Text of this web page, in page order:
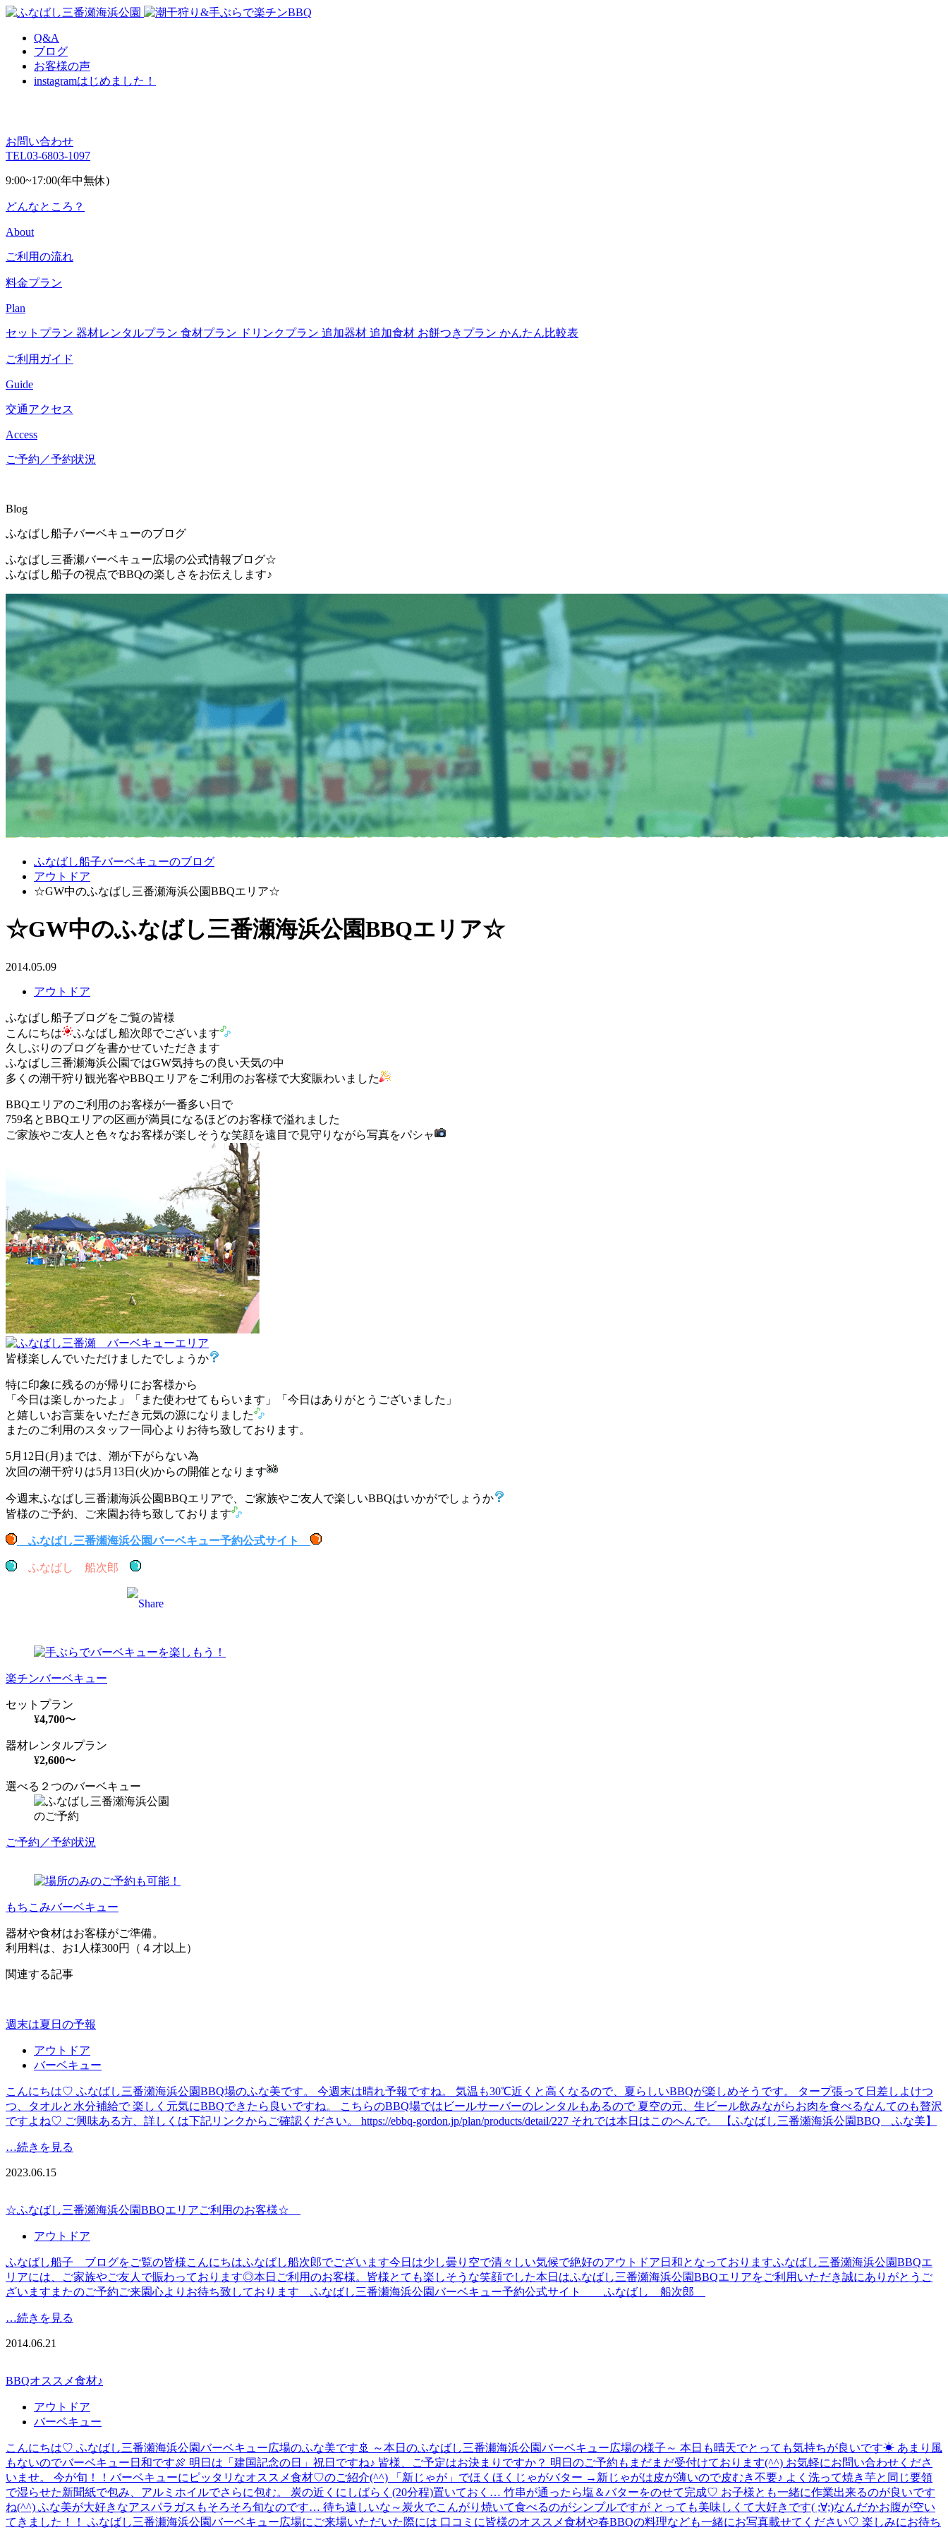
Q&A
ブログ
お客様の声
instagramはじめました！
お問い合わせ
TEL03-6803-1097
9:00~17:00(年中無休)
どんなところ？
About
ご利用の流れ
料金プラン
Plan
セットプラン 器材レンタルプラン 食材プラン ドリンクプラン 追加器材 追加食材 お餅つきプラン かんたん比較表
ご利用ガイド
Guide
交通アクセス
Access
ご予約／予約状況
Blog
ふなばし船子バーベキューのブログ
ふなばし三番瀬バーベキュー広場の公式情報ブログ☆
ふなばし船子の視点でBBQの楽しさをお伝えします♪
ふなばし船子バーベキューのブログ
アウトドア
☆GW中のふなばし三番瀬海浜公園BBQエリア☆
☆GW中のふなばし三番瀬海浜公園BBQエリア☆
2014.05.09
アウトドア
ふなばし船子ブログをご覧の皆様
こんにちは
ふなばし船次郎でございます
久しぶりのブログを書かせていただきます
ふなばし三番瀬海浜公園ではGW気持ちの良い天気の中
多くの潮干狩り観光客やBBQエリアをご利用のお客様で大変賑わいました
BBQエリアのご利用のお客様が一番多い日で
759名とBBQエリアの区画が満員になるほどのお客様で溢れました
ご家族やご友人と色々なお客様が楽しそうな笑顔を遠目で見守りながら写真をパシャ
皆様楽しんでいただけましたでしょうか
特に印象に残るのが帰りにお客様から
「今日は楽しかったよ」「また使わせてもらいます」「今日はありがとうございました」
と嬉しいお言葉をいただき元気の源になりました
またのご利用のスタッフ一同心よりお待ち致しております。
5月12日(月)までは、潮が下がらない為
次回の潮干狩りは5月13日(火)からの開催となります
今週末ふなばし三番瀬海浜公園BBQエリアで、ご家族やご友人で楽しいBBQはいかがでしょうか
皆様のご予約、ご来園お待ち致しております
ふなばし三番瀬海浜公園バーベキュー予約公式サイト
ふなばし 船次郎
Email
楽チンバーベキュー
セットプラン
¥4,700〜
器材レンタルプラン
¥2,600〜
選べる２つのバーベキュー
のご予約
ご予約／予約状況
もちこみバーベキュー
器材や食材はお客様がご準備。
利用料は、お1人様300円（４才以上）
関連する記事
週末は夏日の予報
アウトドア
バーベキュー
こんにちは♡ ふなばし三番瀬海浜公園BBQ場のふな美です。 今週末は晴れ予報ですね。 気温も30℃近くと高くなるので、夏らしいBBQが楽しめそうです。 タープ張って日差しよけつ
つ、タオルと水分補給で 楽しく元気にBBQできたら良いですね。 こちらのBBQ場ではビールサーバーのレンタルもあるので 夏空の元、生ビール飲みながらお肉を食べるなんてのも贅沢
ですよね♡ ご興味ある方、詳しくは下記リンクからご確認ください。 https://ebbq-gordon.jp/plan/products/detail/227 それでは本日はこのへんで。 【ふなばし三番瀬海浜公園BBQ ふな美】
…続きを見る
2023.06.15
☆ふなばし三番瀬海浜公園BBQエリアご利用のお客様☆
アウトドア
ふなばし船子 ブログをご覧の皆様こんにちはふなばし船次郎でございます今日は少し曇り空で清々しい気候で絶好のアウトドア日和となっておりますふなばし三番瀬海浜公園BBQエ
リアには、ご家族やご友人で賑わっております◎本日ご利用のお客様。皆様とても楽しそうな笑顔でした本日はふなばし三番瀬海浜公園BBQエリアをご利用いただき誠にありがとうご
ざいますまたのご予約ご来園心よりお待ち致しております ふなばし三番瀬海浜公園バーベキュー予約公式サイト ふなばし 船次郎
…続きを見る
2014.06.21
BBQオススメ食材♪
アウトドア
バーベキュー
こんにちは♡ ふなばし三番瀬海浜公園バーベキュー広場のふな美です🚢 ～本日のふなばし三番瀬海浜公園バーベキュー広場の様子～ 本日も晴天でとっても気持ちが良いです☀ あまり風
もないのでバーベキュー日和です🍖 明日は「建国記念の日」祝日ですね♪ 皆様、ご予定はお決まりですか？ 明日のご予約もまだまだ受付けております(^^) お気軽にお問い合わせくださ
いませ。 今が旬！！バーベキューにピッタリなオススメ食材♡のご紹介(^^) 「新じゃが」でほくほくじゃがバター →新じゃがは皮が薄いので皮むき不要♪ よく洗って焼き芋と同じ要領
で湿らせた新聞紙で包み、アルミホイルでさらに包む。 炭の近くにしばらく(20分程)置いておく… 竹串が通ったら塩＆バターをのせて完成♡ お子様とも一緒に作業出来るのが良いです
ね(^^) ふな美が大好きなアスパラガスもそろそろ旬なのです… 待ち遠しいな～炭火でこんがり焼いて食べるのがシンプルですが とっても美味しくて大好きです( ;∀;)なんだかお腹が空い
てきました！！ ふなばし三番瀬海浜公園バーベキュー広場にご来場いただいた際には 口コミに皆様のオススメ食材や春BBQの料理なども一緒にお写真載せてください♡ 楽しみにお待ち